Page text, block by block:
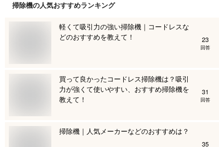
掃除機の人気おすすめランキング
軽くて吸引力の強い掃除機｜コードレスな
どのおすすめを教えて！
23
回答
買って良かったコードレス掃除機は？吸引
力が強くて使いやすい、おすすめ掃除機を
教えて！
31
回答
掃除機｜人気メーカーなどのおすすめは？
35